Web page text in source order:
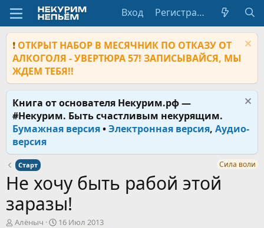
Вход Регистрация
❗ ОТКРЫТ НАБОР В МЕСЯЧНИК ПО ОТКАЗУ ОТ
АЛКОГОЛЯ - УВЕРТЮРА 57! ЗАПИСЫВАЙСЯ, МЫ
ЖДЕМ ТЕБЯ!!
Книга от основателя Некурим.рф —
#Некурим. Быть счастливым некурящим.
Бумажная версия•Электронная версия, Аудио-
версия
Старт Сила воли
Не хочу быть рабой этой
заразы!
А
Алёныч
Д
16 Июл 2013